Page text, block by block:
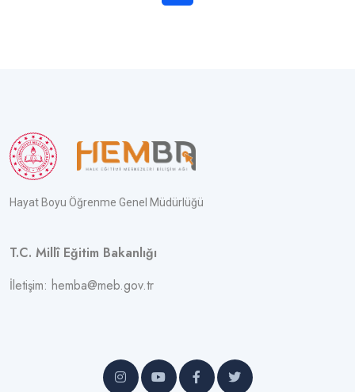
Hayat Boyu Öğrenme Genel Müdürlüğü
T.C. Millî Eğitim Bakanlığı
İletişim: hemba@meb.gov.tr